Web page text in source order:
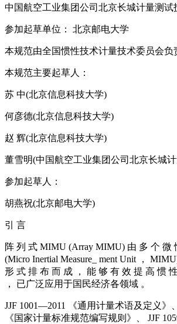
中国航空工业集团公司北京长城计量测试
参加起草单位： 北京邮电大学
本规范由全国惯性技术计量技术委员会负
本规范主要起草人：
苏 中(北京信息科技大学)
何彦德(北京信息科技大学)
赵 辉(北京信息科技大学)
董雪明(中国航空工业集团公司北京长城
参加起草人：
胡燕祝(北京邮电大学)
引 言
阵 列 式 MIMU (Array MIMU) 由 多 个 微
(Micro Inertial Measure_ ment Unit ，
形 式 排 布 而 成 ， 能 够 有 效 提 高 惯
， 已广泛应用于国民经济各领域 。
JJF 1001—2011 《通用计量术语及定义》
《国家计量标准规范编写规则》、 JJF